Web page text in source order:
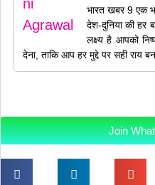
भारत खबर 9 एक
देश-दुनिया की हर
लक्ष्य है आपको
देना, ताकि आप हर मुद्दे पर सही राय
Join